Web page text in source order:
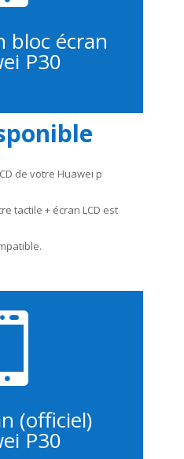
bloc écran
P30
de votre Huawei p
tactile + écran LCD est
(officiel)
P30